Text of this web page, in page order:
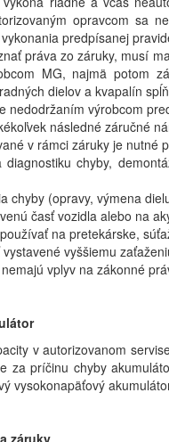
opravcom sa
predpísanej
práva zo záruky, musí
MG, najmä potom
dielov a kvapalín
nedodržaním výrobcom
následné záručné
v rámci záruky je nutné
diagnostiku chyby,
chyby (opravy, výmena
časť vozidla alebo na
na pretekárske,
vyššiemu
vplyv na zákonné
v autorizovanom
za príčinu chyby
vysokonapäťový